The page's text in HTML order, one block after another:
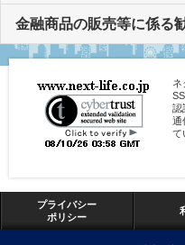
金融商品の販売等に係る
ネ
認
通
て
プライバシー
ポリシー